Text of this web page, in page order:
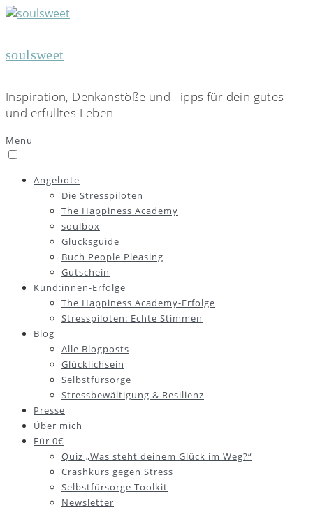
soulsweet
Inspiration, Denkanstöße und Tipps für dein gutes
und erfülltes Leben
Menu
Angebote
Die Stresspiloten
The Happiness Academy
soulbox
Glücksguide
Buch People Pleasing
Gutschein
Kund:innen-Erfolge
The Happiness Academy-Erfolge
Stresspiloten: Echte Stimmen
Blog
Alle Blogposts
Glücklichsein
Selbstfürsorge
Stressbewältigung & Resilienz
Presse
Über mich
Für 0€
Quiz „Was steht deinem Glück im Weg?“
Crashkurs gegen Stress
Selbstfürsorge Toolkit
Newsletter